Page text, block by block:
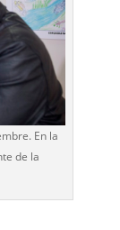
En la
de la